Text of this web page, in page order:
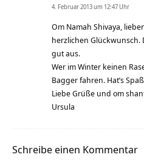
4. Februar 2013 um 12:47 Uhr
Om Namah Shivaya,
herzlichen Glückwunsch.
gut aus.
Wer im Winter keinen
Bagger fahren. Hat’s
Liebe Grüße und om
Ursula
Schreibe einen Kommentar